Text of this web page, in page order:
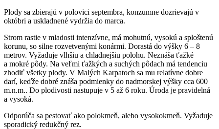
Plody sa zbierajú v polovici septembra, konzumne dozrievajú v
októbri a uskladnené vydržia do marca.
Strom rastie v mladosti intenzívne, má mohutnú, vysokú a sploštenú
korunu, so silne rozvetvenými konármi. Dorastá do výšky 6 – 8
metrov. Vyžaduje vlhšiu a chladnejšiu polohu. Neznáša ťažké
a mokré pôdy. Na veľmi ťažkých a suchých pôdach má tendenciu
zhodiť všetky plody. V Malých Karpatoch sa mu relatívne dobre
darí, keďže dobré znáša podmienky do nadmorskej výšky cca 600
m.n.m.. Do plodivosti nastupuje v 5 až 6 roku. Úroda je pravidelná
a vysoká.
Odporúča sa pestovať ako polokmeň, alebo vysokokmeň. Vyžaduje
sporadický redukčný rez.